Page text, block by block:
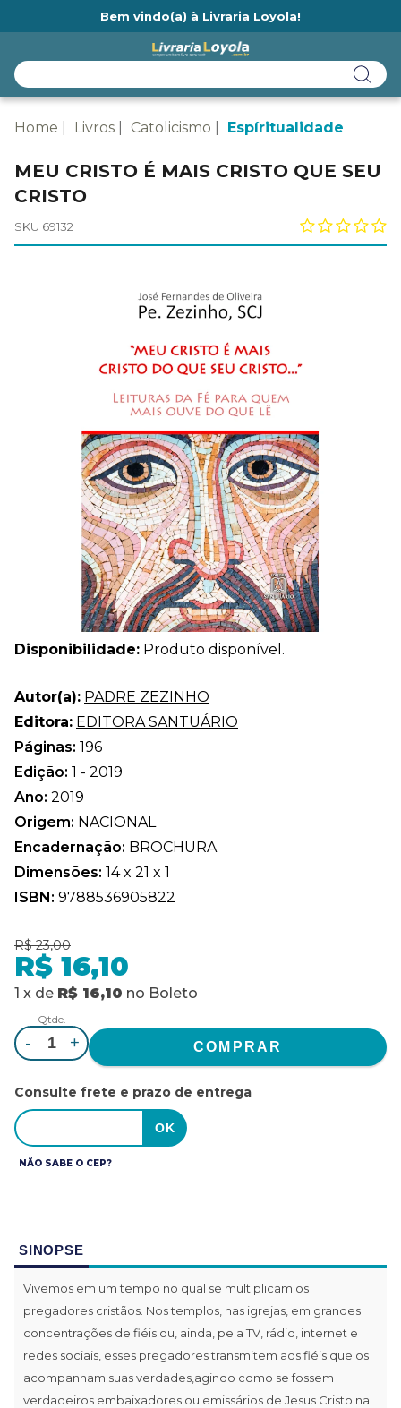
Bem vindo(a) à Livraria Loyola!
Home Livros Catolicismo Espíritualidade
MEU CRISTO É MAIS CRISTO QUE SEU
CRISTO
SKU 69132
Disponibilidade: Produto disponível.
Autor(a): PADRE ZEZINHO
Editora: EDITORA SANTUÁRIO
Páginas: 196
Edição: 1 - 2019
Ano: 2019
Origem: NACIONAL
Encadernação: BROCHURA
Dimensões: 14 x 21 x 1
ISBN: 9788536905822
R$ 23,00
R$ 16,10
1 x de R$ 16,10 no Boleto
Qtde.
- +
Consulte frete e prazo de entrega
NÃO SABE O CEP?
SINOPSE
Vivemos em um tempo no qual se multiplicam os
pregadores cristãos. Nos templos, nas igrejas, em grandes
concentrações de fiéis ou, ainda, pela TV, rádio, internet e
redes sociais, esses pregadores transmitem aos fiéis que os
acompanham suas verdades,agindo como se fossem
verdadeiros embaixadores ou emissários de Jesus Cristo na